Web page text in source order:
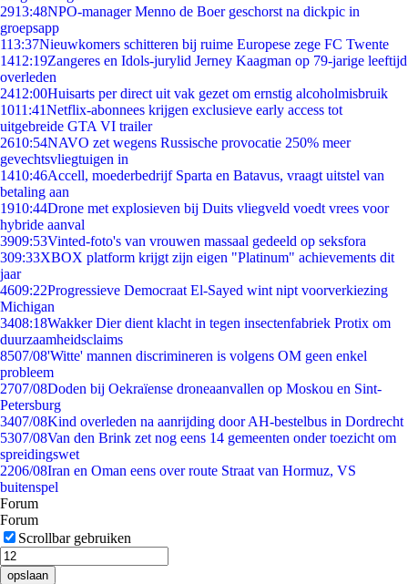
2913:48NPO-manager Menno de Boer geschorst na dickpic in
groepsapp
113:37Nieuwkomers schitteren bij ruime Europese zege FC Twente
1412:19Zangeres en Idols-jurylid Jerney Kaagman op 79-jarige leeftijd
overleden
2412:00Huisarts per direct uit vak gezet om ernstig alcoholmisbruik
1011:41Netflix-abonnees krijgen exclusieve early access tot
uitgebreide GTA VI trailer
2610:54NAVO zet wegens Russische provocatie 250% meer
gevechtsvliegtuigen in
1410:46Accell, moederbedrijf Sparta en Batavus, vraagt uitstel van
betaling aan
1910:44Drone met explosieven bij Duits vliegveld voedt vrees voor
hybride aanval
3909:53Vinted-foto's van vrouwen massaal gedeeld op seksfora
309:33XBOX platform krijgt zijn eigen "Platinum" achievements dit
jaar
4609:22Progressieve Democraat El-Sayed wint nipt voorverkiezing
Michigan
3408:18Wakker Dier dient klacht in tegen insectenfabriek Protix om
duurzaamheidsclaims
8507/08'Witte' mannen discrimineren is volgens OM geen enkel
probleem
2707/08Doden bij Oekraïense droneaanvallen op Moskou en Sint-
Petersburg
3407/08Kind overleden na aanrijding door AH-bestelbus in Dordrecht
5307/08Van den Brink zet nog eens 14 gemeenten onder toezicht om
spreidingswet
2206/08Iran en Oman eens over route Straat van Hormuz, VS
buitenspel
Forum
Forum
Scrollbar gebruiken
opslaan